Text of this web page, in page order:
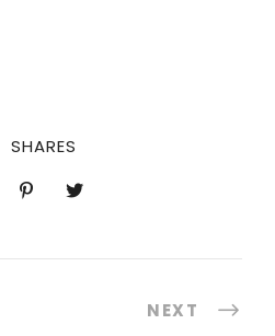
SHARES
NEXT